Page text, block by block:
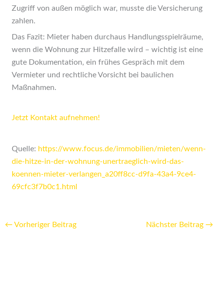
Zugriff von außen möglich war, musste die Versicherung
zahlen.
Das Fazit: Mieter haben durchaus Handlungsspielräume,
wenn die Wohnung zur Hitzefalle wird – wichtig ist eine
gute Dokumentation, ein frühes Gespräch mit dem
Vermieter und rechtliche Vorsicht bei baulichen
Maßnahmen.
Jetzt Kontakt aufnehmen!
Quelle: https://www.focus.de/immobilien/mieten/wenn-
die-hitze-in-der-wohnung-unertraeglich-wird-das-
koennen-mieter-verlangen_a20ff8cc-d9fa-43a4-9ce4-
69cfc3f7b0c1.html
← Vorheriger Beitrag Nächster Beitrag →